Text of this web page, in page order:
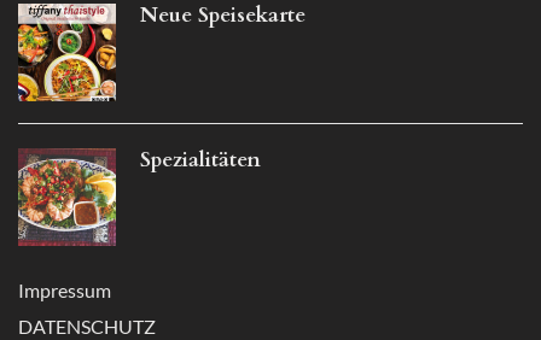
Neue Speisekarte
Spezialitäten
Impressum
DATENSCHUTZ